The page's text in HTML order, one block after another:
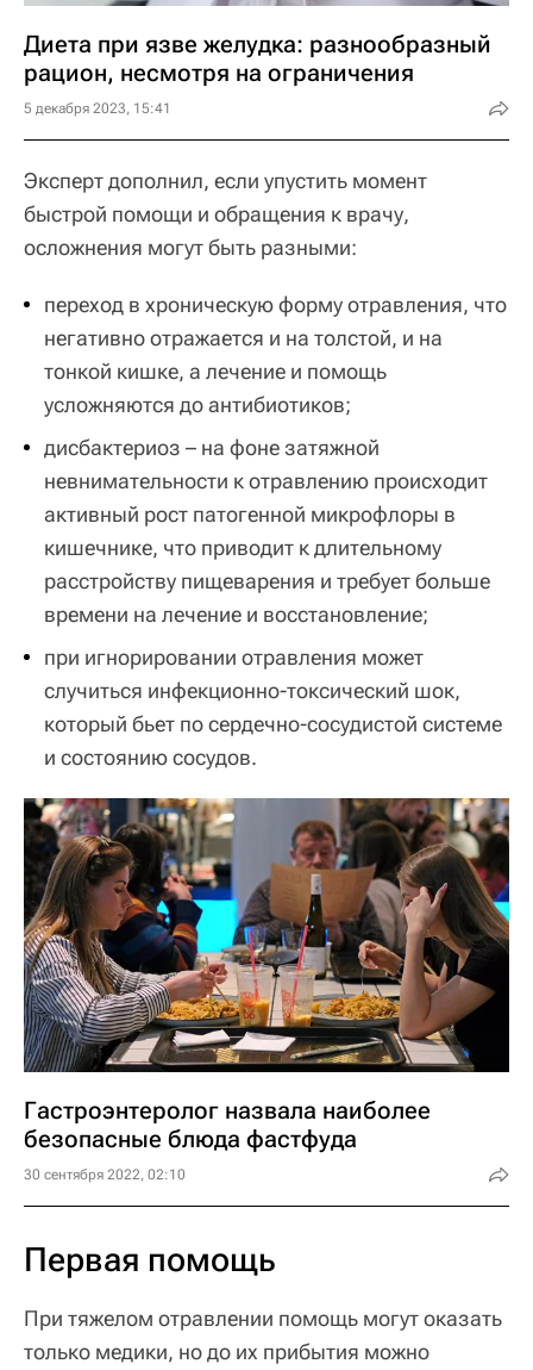
Диета при язве желудка: разнообразный
рацион, несмотря на ограничения
5 декабря 2023, 15:41
Эксперт дополнил, если упустить момент
быстрой помощи и обращения к врачу,
осложнения могут быть разными:
переход в хроническую форму отравления, что
негативно отражается и на толстой, и на
тонкой кишке, а лечение и помощь
усложняются до антибиотиков;
дисбактериоз – на фоне затяжной
невнимательности к отравлению происходит
активный рост патогенной микрофлоры в
кишечнике, что приводит к длительному
расстройству пищеварения и требует больше
времени на лечение и восстановление;
при игнорировании отравления может
случиться инфекционно-токсический шок,
который бьет по сердечно-сосудистой системе
и состоянию сосудов.
Гастроэнтеролог назвала наиболее
безопасные блюда фастфуда
30 сентября 2022, 02:10
Первая помощь
При тяжелом отравлении помощь могут оказать
только медики, но до их прибытия можно